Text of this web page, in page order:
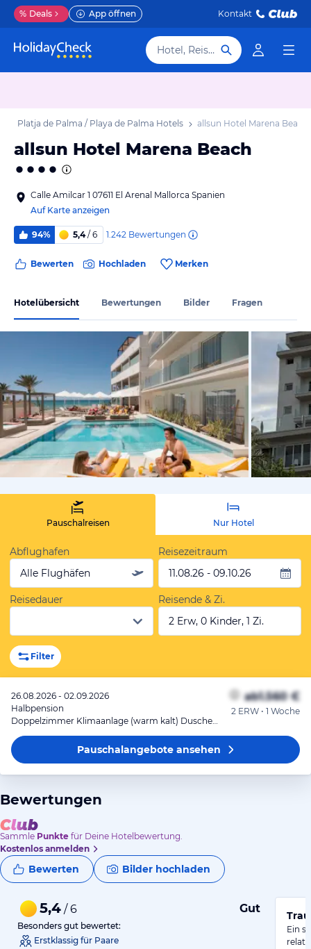
% Deals App öffnen Kontakt
Hotel, Reiseziel
Platja de Palma / Playa de Palma Hotels allsun Hotel Marena Beach
allsun Hotel Marena Beach
Calle Amilcar 1 07611 El Arenal Mallorca Spanien
Auf Karte anzeigen
94% 5,4/ 6 1.242 Bewertungen
Bewerten Hochladen Merken
Hotelübersicht Bewertungen Bilder Fragen
vom
Pauschalreisen Nur Hotel
Abflughafen
Alle Flughäfen
Reisezeitraum
11.08.26 - 09.10.26
Reisedauer
Reisende & Zi.
2 Erw, 0 Kinder, 1 Zi.
Filter
26.08.2026 - 02.09.2026
Halbpension
Doppelzimmer Klimaanlage (warm kalt) Dusche WC Balkon
ab1.560 €
2 ERW • 1 Woche
Pauschalangeboteansehen
Bewertungen
Sammle Punkte für Deine Hotelbewertung.
Kostenlos anmelden
Bewerten Bilder hochladen
5,4 / 6 Gut
Besonders gut bewertet:
Erstklassig für Paare
Ein